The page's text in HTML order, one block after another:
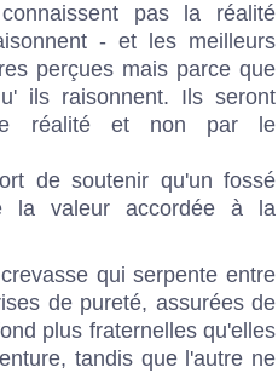
pas la réalité
- et les meilleurs
perçues mais parce que
ils raisonnent. Ils seront
réalité et non par le
de soutenir qu'un fossé
la valeur accordée à la
qui serpente entre
de pureté, assurées de
plus fraternelles qu'elles
tandis que l'autre ne